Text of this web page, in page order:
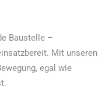
Baustelle –
Mit unseren
egal wie